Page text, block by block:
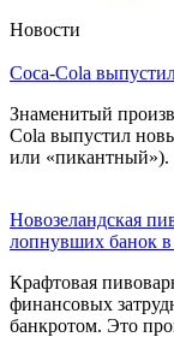
Новости
Coca-Cola
Знаменитый
Cola выпустил
или «пикантный»).
Новозеландская
лопнувших банок
Крафтовая
финансовых
банкротом. Это